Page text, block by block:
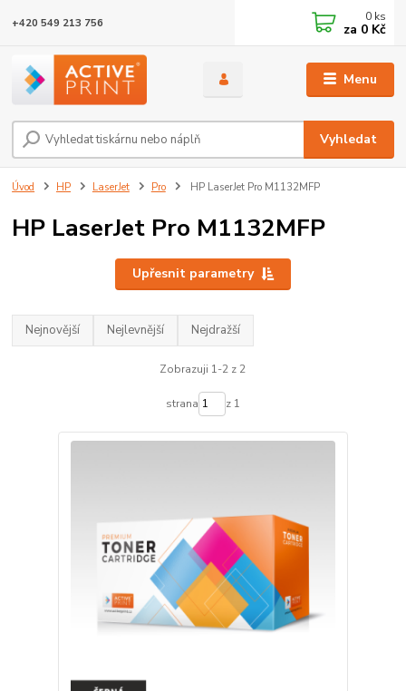
Menu
Vyhledat
+420 549 213 756 0 ks
za 0 Kč
Úvod HP LaserJet Pro HP LaserJet Pro M1132MFP
HP LaserJet Pro M1132MFP
Upřesnit parametry
Nejnovější Nejlevnější Nejdražší
Zobrazuji 1-2 z 2
strana z 1